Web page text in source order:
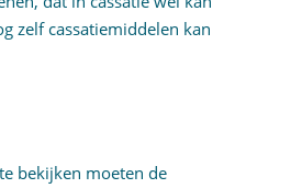
zelf cassatiemiddelen kan
bekijken moeten de